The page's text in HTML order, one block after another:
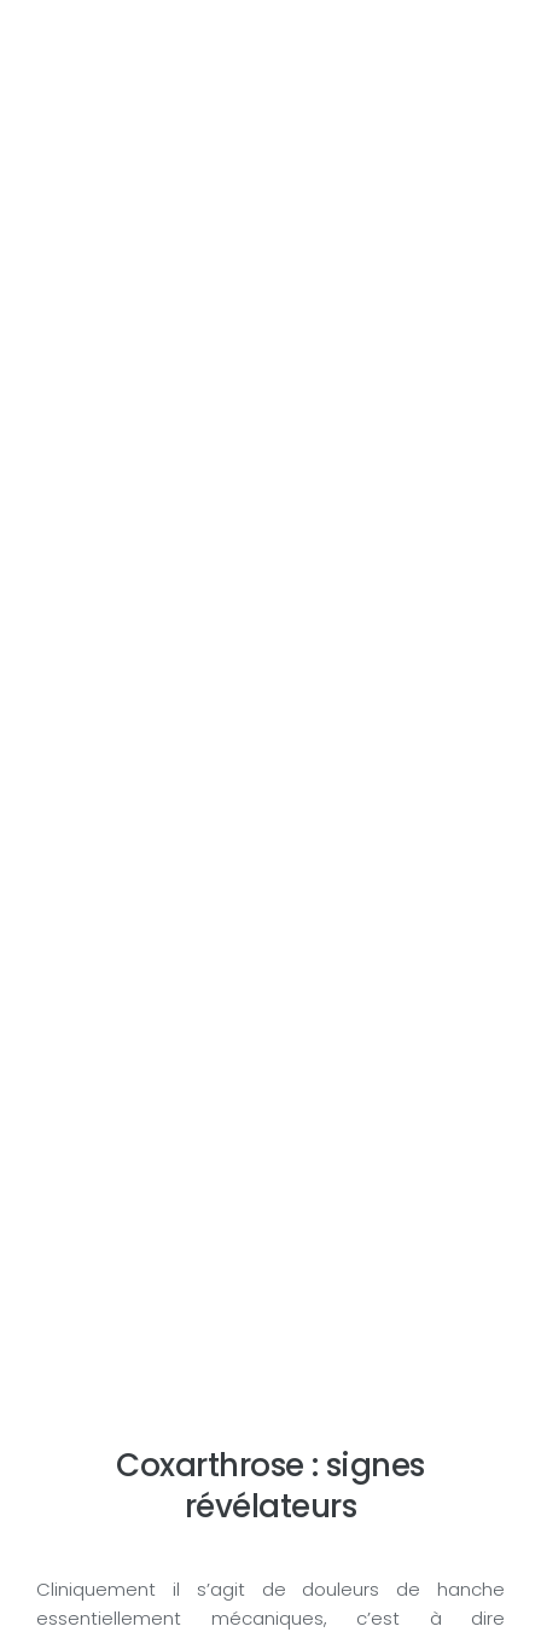
Coxarthrose : signes
révélateurs
Cliniquement il s’agit de douleurs de hanche
essentiellement mécaniques, c’est à dire